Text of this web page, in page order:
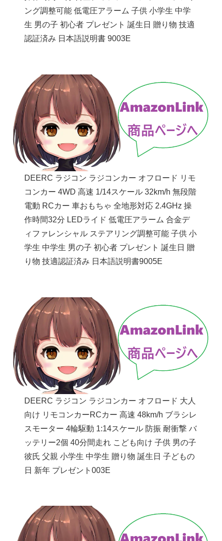
ング調整可能 低電圧アラーム 子供 小学生 中学
生 男の子 初心者 プレゼント 誕生日 贈り物 技適
認証済み 日本語説明書 9003E
DEERC ラジコン ラジコンカー オフロード リモ
コンカー 4WD 高速 1/14スケール 32km/h 無段階
電動 RCカー 車おもちゃ 全地形対応 2.4GHz 操
作時間32分 LEDライド 低電圧アラーム 合金デ
ィファレンシャル ステアリング調整可能 子供 小
学生 中学生 男の子 初心者 プレゼント 誕生日 贈
り物 技適認証済み 日本語説明書9005E
DEERC ラジコン ラジコンカー オフロード 大人
向け リモコンカーRCカー 高速 48km/h ブラシレ
スモーター 4輪駆動 1:14スケール 防振 耐衝撃 バ
ッテリー2個 40分間走れ こども向け 子供 男の子
彼氏 父親 小学生 中学生 贈り物 誕生日 子どもの
日 新年 プレゼント003E